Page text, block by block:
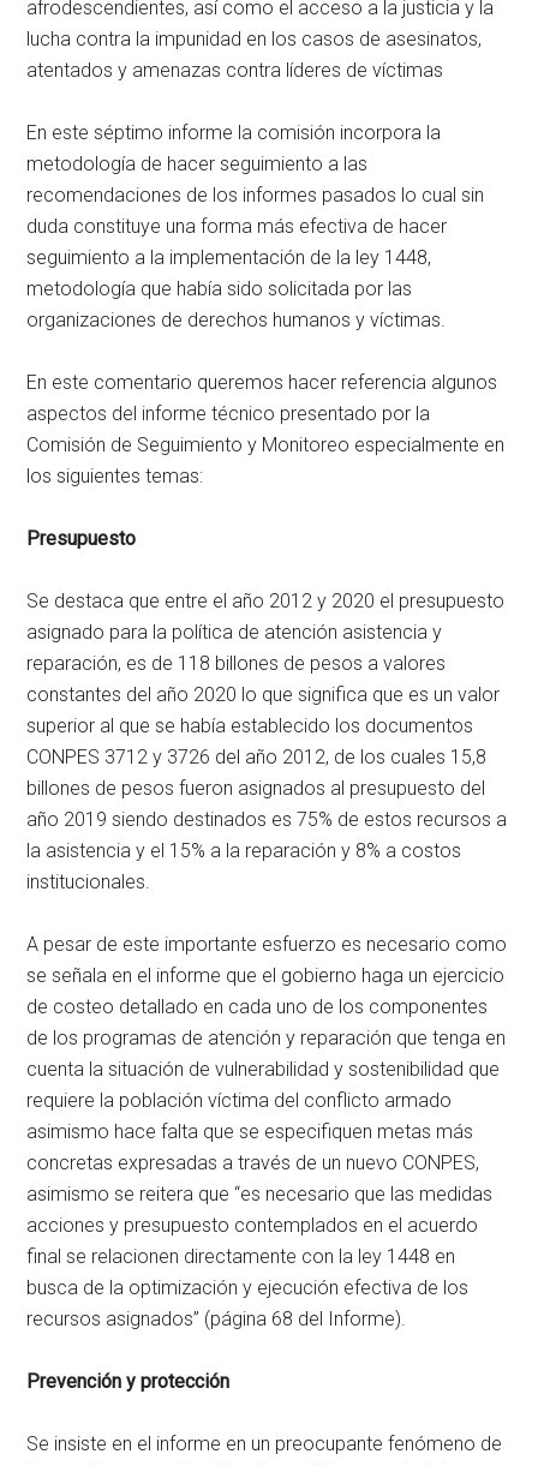
afrodescendientes, así como el acceso a la justicia y la
lucha contra la impunidad en los casos de asesinatos,
atentados y amenazas contra líderes de víctimas
En este séptimo informe la comisión incorpora la
metodología de hacer seguimiento a las
recomendaciones de los informes pasados lo cual sin
duda constituye una forma más efectiva de hacer
seguimiento a la implementación de la ley 1448,
metodología que había sido solicitada por las
organizaciones de derechos humanos y víctimas.
En este comentario queremos hacer referencia algunos
aspectos del informe técnico presentado por la
Comisión de Seguimiento y Monitoreo especialmente en
los siguientes temas:
Presupuesto
Se destaca que entre el año 2012 y 2020 el presupuesto
asignado para la política de atención asistencia y
reparación, es de 118 billones de pesos a valores
constantes del año 2020 lo que significa que es un valor
superior al que se había establecido los documentos
CONPES 3712 y 3726 del año 2012, de los cuales 15,8
billones de pesos fueron asignados al presupuesto del
año 2019 siendo destinados es 75% de estos recursos a
la asistencia y el 15% a la reparación y 8% a costos
institucionales.
A pesar de este importante esfuerzo es necesario como
se señala en el informe que el gobierno haga un ejercicio
de costeo detallado en cada uno de los componentes
de los programas de atención y reparación que tenga en
cuenta la situación de vulnerabilidad y sostenibilidad que
requiere la población víctima del conflicto armado
asimismo hace falta que se especifiquen metas más
concretas expresadas a través de un nuevo CONPES,
asimismo se reitera que “es necesario que las medidas
acciones y presupuesto contemplados en el acuerdo
final se relacionen directamente con la ley 1448 en
busca de la optimización y ejecución efectiva de los
recursos asignados” (página 68 del Informe).
Prevención y protección
Se insiste en el informe en un preocupante fenómeno de